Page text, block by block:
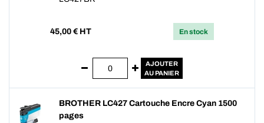
45,00 € HT En stock
AJOUTER
AU PANIER
BROTHER LC427 Cartouche Encre Cyan 1500
pages